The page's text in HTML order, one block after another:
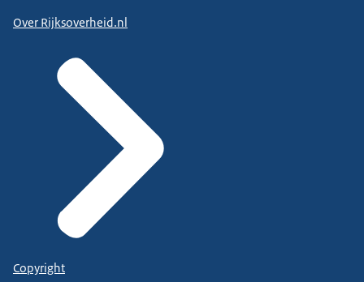
Over Rijksoverheid.nl
Copyright